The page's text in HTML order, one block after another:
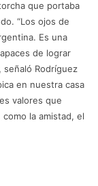
que portaba
“Los ojos de
Es una
de lograr
señaló Rodríguez
en nuestra casa
valores que
la amistad, el